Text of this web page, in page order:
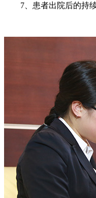
7、患者出院后的持续